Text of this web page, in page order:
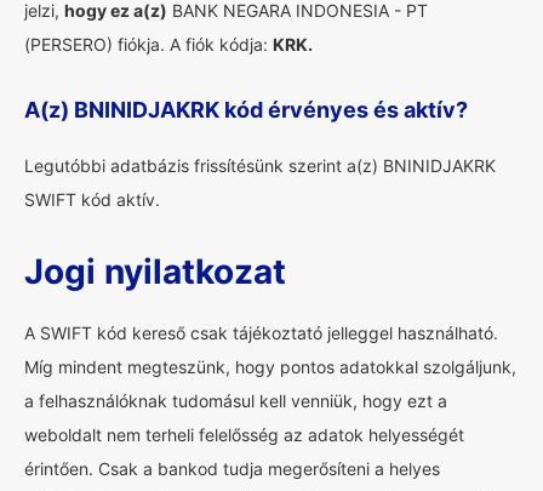
jelzi, hogy ez a(z) BANK NEGARA INDONESIA - PT
(PERSERO) fiókja. A fiók kódja: KRK.
A(z) BNINIDJAKRK kód érvényes és aktív?
Legutóbbi adatbázis frissítésünk szerint a(z) BNINIDJAKRK
SWIFT kód aktív.
Jogi nyilatkozat
A SWIFT kód kereső csak tájékoztató jelleggel használható.
Míg mindent megteszünk, hogy pontos adatokkal szolgáljunk,
a felhasználóknak tudomásul kell venniük, hogy ezt a
weboldalt nem terheli felelősség az adatok helyességét
érintően. Csak a bankod tudja megerősíteni a helyes